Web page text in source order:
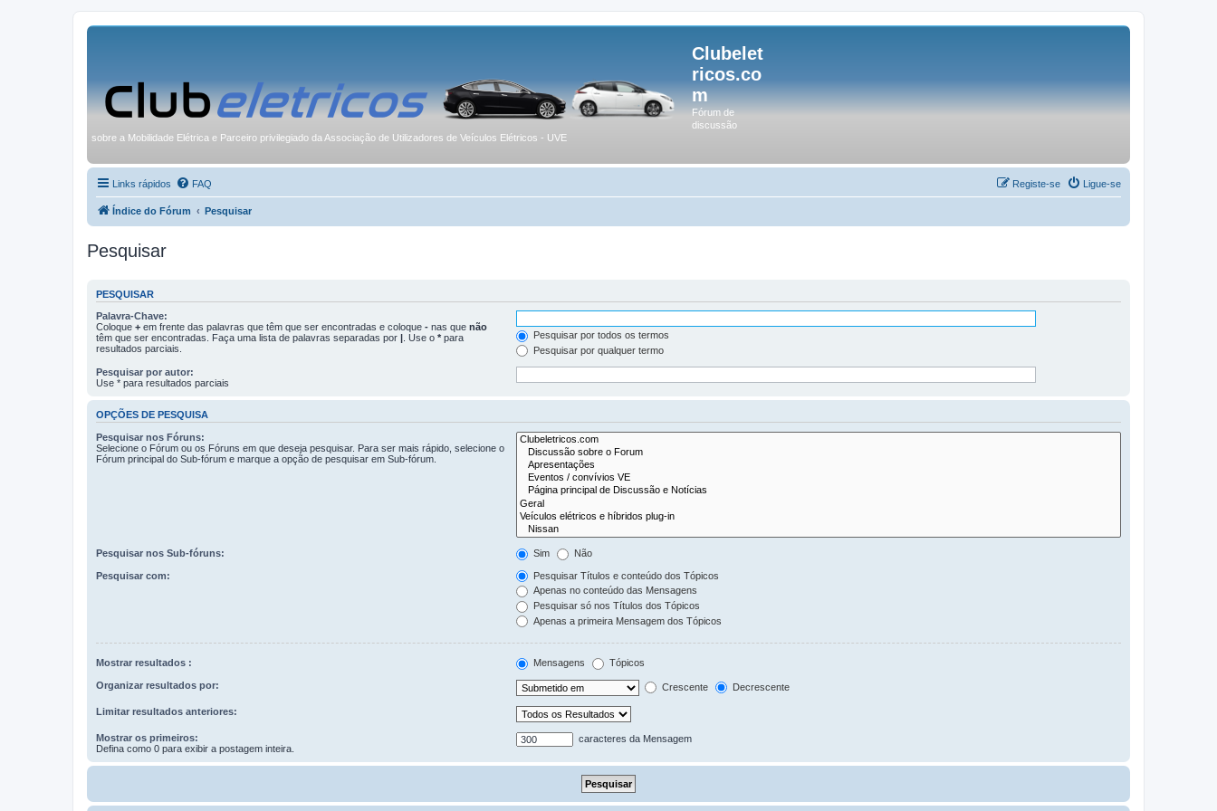
Clubelet
ricos.co
m
Fórum de
discussão
sobre a Mobilidade Elétrica e Parceiro privilegiado da Associação de Utilizadores de Veículos Elétricos - UVE
Links rápidos FAQ Ligue-se
Registe-se
Índice do Fórum Pesquisar
Pesquisar
PESQUISAR
Palavra-Chave:
Coloque + em frente das palavras que têm que ser encontradas e coloque - nas que não
têm que ser encontradas. Faça uma lista de palavras separadas por | . Use o * para
resultados parciais.
Pesquisar por todos os termos
Pesquisar por qualquer termo
Pesquisar por autor:
Use * para resultados parciais
OPÇÕES DE PESQUISA
Pesquisar nos Fóruns:
Selecione o Fórum ou os Fóruns em que deseja pesquisar. Para ser mais rápido, selecione o
Fórum principal do Sub-fórum e marque a opção de pesquisar em Sub-fórum.
Pesquisar nos Sub-fóruns: Sim Não
Pesquisar com:
Pesquisar Títulos e conteúdo dos Tópicos
Apenas no conteúdo das Mensagens
Pesquisar só nos Títulos dos Tópicos
Apenas a primeira Mensagem dos Tópicos
Mostrar resultados : Mensagens Tópicos
Organizar resultados por: Crescente Decrescente
Limitar resultados anteriores:
Mostrar os primeiros:
Defina como 0 para exibir a postagem inteira.
caracteres da Mensagem